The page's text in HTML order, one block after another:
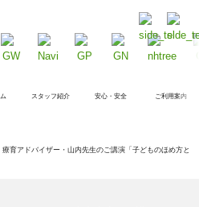
スタッフ紹介 安心・安全 ご利用案内
育アドバイザー・山内先生のご講演「子どものほめ方と